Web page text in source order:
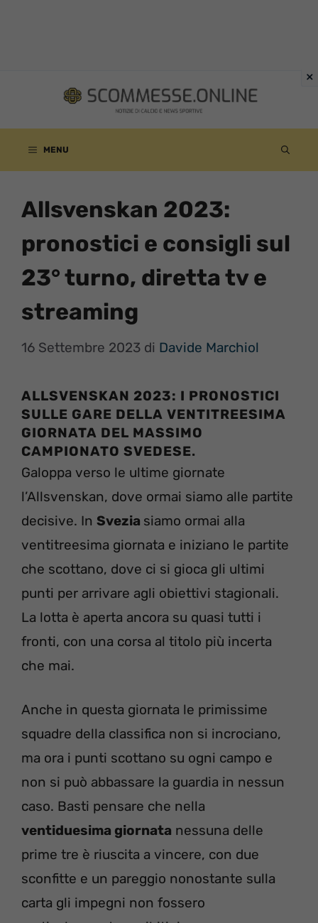
contenuto
MENU
Allsvenskan 2023:
pronostici e consigli sul
23° turno, diretta tv e
streaming
16 Settembre 2023 di Davide Marchiol
ALLSVENSKAN 2023: I PRONOSTICI
SULLE GARE DELLA VENTITREESIMA
GIORNATA DEL MASSIMO
CAMPIONATO SVEDESE.
Galoppa verso le ultime giornate
l’Allsvenskan, dove ormai siamo alle partite
decisive. In Svezia siamo ormai alla
ventitreesima giornata e iniziano le partite
che scottano, dove ci si gioca gli ultimi
punti per arrivare agli obiettivi stagionali.
La lotta è aperta ancora su quasi tutti i
fronti, con una corsa al titolo più incerta
che mai.
Anche in questa giornata le primissime
squadre della classifica non si incrociano,
ma ora i punti scottano su ogni campo e
non si può abbassare la guardia in nessun
caso. Basti pensare che nella
ventiduesima giornata nessuna delle
prime tre è riuscita a vincere, con due
sconfitte e un pareggio nonostante sulla
carta gli impegni non fossero